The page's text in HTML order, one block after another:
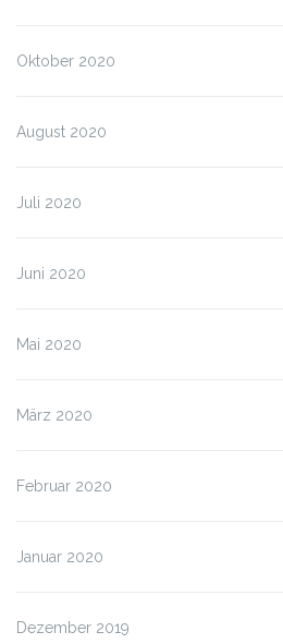
Oktober 2020
August 2020
Juli 2020
Juni 2020
Mai 2020
März 2020
Februar 2020
Januar 2020
Dezember 2019